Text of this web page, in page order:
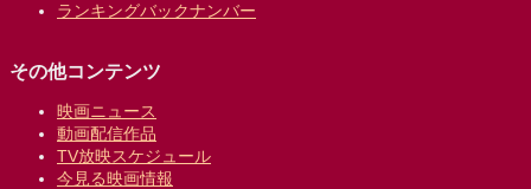
ランキングバックナンバー
その他コンテンツ
映画ニュース
動画配信作品
TV放映スケジュール
今見る映画情報